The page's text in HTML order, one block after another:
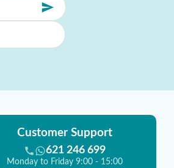
Customer Support
621 246 699
Monday to Friday 9:00 - 15:00